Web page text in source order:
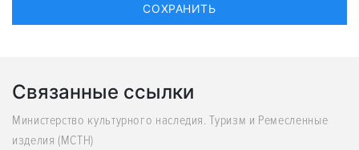
Связанные ссылки
Министерство культурного наследия. Туризм и Ремесленные
изделия (MCTH)